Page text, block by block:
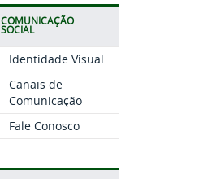
COMUNICAÇÃO
SOCIAL
Identidade Visual
Canais de
Comunicação
Fale Conosco